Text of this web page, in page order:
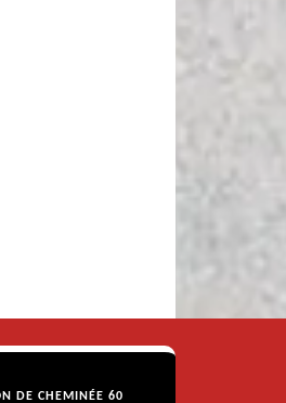
DE CHEMINÉE 60